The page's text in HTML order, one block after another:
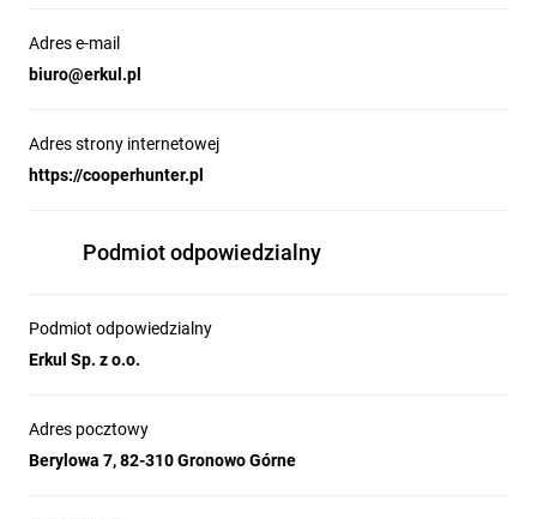
Adres e-mail
biuro@erkul.pl
Adres strony internetowej
https://cooperhunter.pl
Podmiot odpowiedzialny
Podmiot odpowiedzialny
Erkul Sp. z o.o.
Adres pocztowy
Berylowa 7, 82-310 Gronowo Górne